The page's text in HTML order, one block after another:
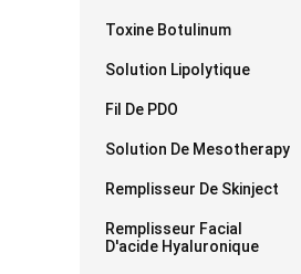
Toxine Botulinum
Solution Lipolytique
Fil De PDO
Solution De Mesotherapy
Remplisseur De Skinject
Remplisseur Facial
D'acide Hyaluronique